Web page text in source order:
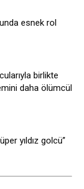
esnek rol
birlikte
daha ölümcül
yıldız golcü”